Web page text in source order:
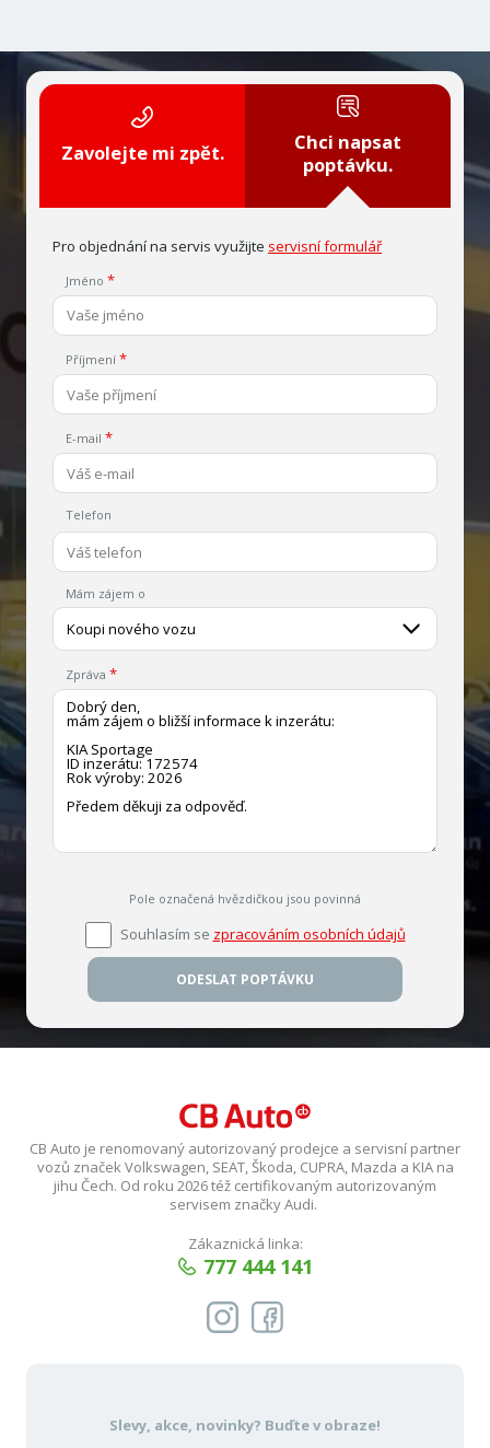
Zavolejte mi zpět.
Chci napsat
poptávku.
Pro objednání na servis využijte servisní formulář
Jméno
Příjmení
E-mail
Telefon
Mám zájem o
Koupi nového vozu
Zpráva
Pole označená hvězdičkou jsou povinná
Souhlasím se zpracováním osobních údajů
ODESLAT POPTÁVKU
CB Auto je renomovaný autorizovaný prodejce a servisní partner
vozů značek Volkswagen, SEAT, Škoda, CUPRA, Mazda a KIA na
jihu Čech. Od roku 2026 též certifikovaným autorizovaným
servisem značky Audi.
Zákaznická linka:
777 444 141
Slevy, akce, novinky? Buďte v obraze!